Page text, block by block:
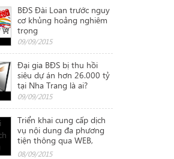
BĐS Đài Loan trước nguy
cơ khủng hoảng nghiêm
trọng
09/09/2015
Đại gia BĐS bị thu hồi
siêu dự án hơn 26.000 tỷ
tại Nha Trang là ai?
09/09/2015
Triển khai cung cấp dịch
vụ nội dung đa phương
tiện thông qua WEB,
WAP, ứng dụng
08/09/2015